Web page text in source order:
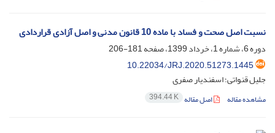
نسبت اصل صحت و فساد با ماده 10 قانون مدنی و اصل آزادی قراردادی
دوره 6، شماره 1، خرداد 1399، صفحه
181-206
10.22034/JRJ.2020.51273.1445
جلیل قنواتی؛ اسفندیار صفری
مشاهده مقاله اصل مقاله 394.44 K